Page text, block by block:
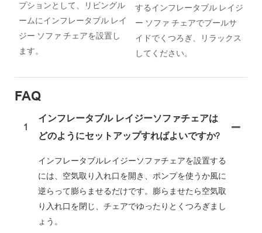
プションとして、リビングル
ームにインフレータブル レイ
ジー ソファ チェアを設置し
ます。
するインフレータブル レイジ
ー ソファ チェアでプールサ
イドでくつろぎ、リラックス
してください。
FAQ
1
インフレータブル レイジーソファチェアは
どのようにセットアップすればよいですか?
インフレータブルレイジーソファチェアを設置する
には、空気取り入れ口を開き、ポンプを使うか風に
逆らって膨らませるだけです。膨らませたら空気取
り入れ口を閉じ、チェアでゆったりとくつろぎまし
ょう。